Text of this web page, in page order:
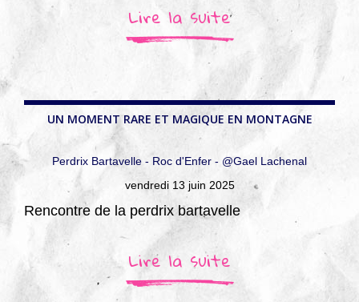
Lire la suite
UN MOMENT RARE ET MAGIQUE EN MONTAGNE
Perdrix Bartavelle - Roc d'Enfer - @Gael Lachenal
vendredi 13 juin 2025
Rencontre de la perdrix bartavelle
Lire la suite